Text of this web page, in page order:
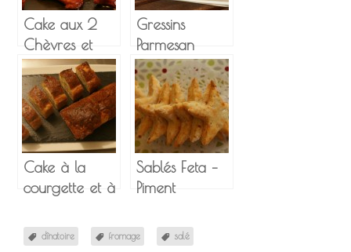
Cake aux 2
Chèvres et
Tomates
séchées
Gressins
Parmesan
Basilic : Recette
express
Cake à la
courgette et à
Sablés Feta –
Piment
dînatoire fromage salé